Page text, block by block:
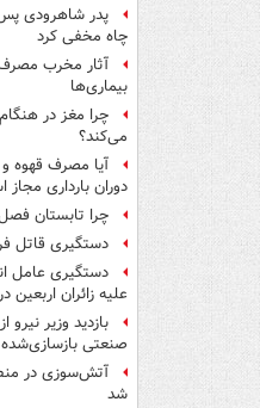
پدر شاهرودی
چاه مخفی کرد
آثار مخرب مصرف
بیماری‌ها
چرا مغز در
می‌کند؟
آیا مصرف قهوه
دوران بارداری
چرا تابستان
دستگیری قاتل
دستگیری عامل
علیه زائران
بازدید وزیر
صنعتی بازسازی‌شده
آتش‌سوزی در
شد